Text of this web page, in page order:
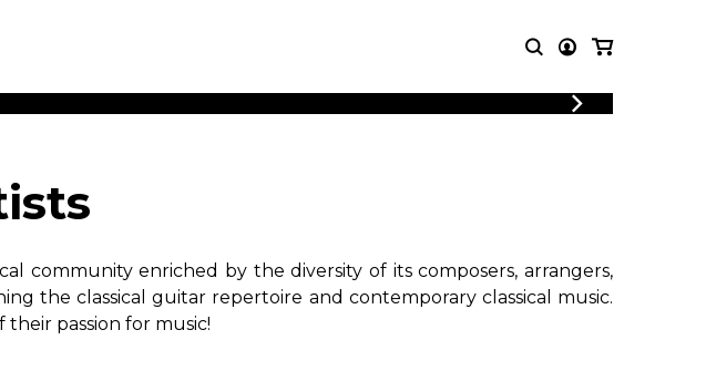
LOGIN
Concerto
Flute quartet
Orchestra
Merchandise
Music Theory and Books
community enriched by the diversity of its composers, arrangers,
the classical guitar repertoire and contemporary classical music.
passion for music!